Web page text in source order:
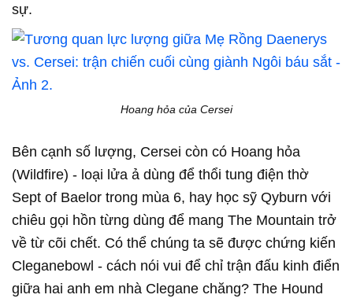
sự.
Hoang hỏa của Cersei
Bên cạnh số lượng, Cersei còn có Hoang hỏa
(Wildfire) - loại lửa ả dùng để thổi tung điện thờ
Sept of Baelor trong mùa 6, hay học sỹ Qyburn với
chiêu gọi hồn từng dùng để mang The Mountain trở
về từ cõi chết. Có thể chúng ta sẽ được chứng kiến
Cleganebowl - cách nói vui để chỉ trận đấu kinh điển
giữa hai anh em nhà Clegane chăng? The Hound